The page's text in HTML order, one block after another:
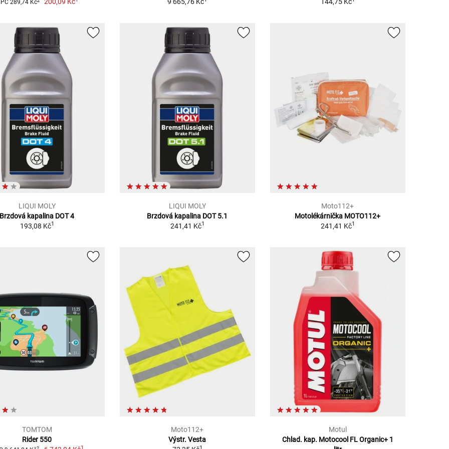
289,74 Kč
LIQUI MOLY
Brzdová kapalina DOT 4
193,08 Kč1
LIQUI MOLY
Brzdová kapalina DOT 5.1
241,41 Kč1
Moto112+
Motolékárnička MOTO112+
241,41 Kč1
TOMTOM
Rider 550
Moto112+
Výstr. Vesta
Motul
Chlad. kap. Motocool FL Organic+ 1